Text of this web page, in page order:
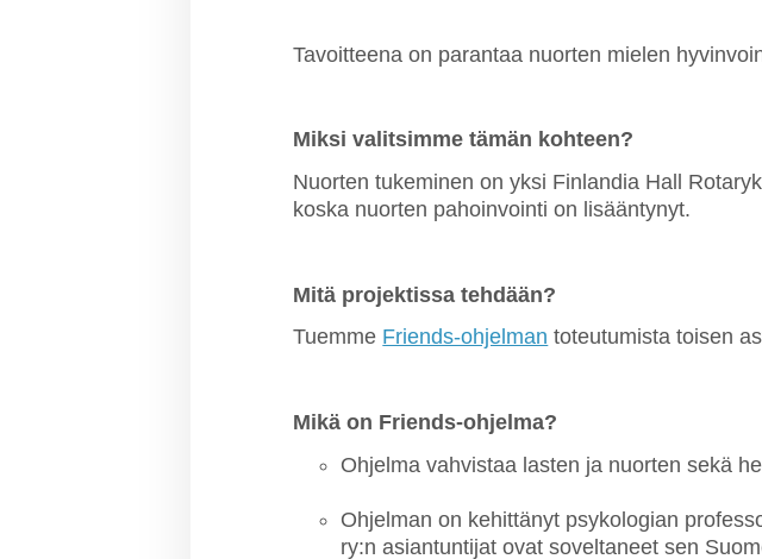
Tavoitteena on parantaa nuorten mielen
Miksi valitsimme tämän kohteen?
Nuorten tukeminen on yksi Finlandia Hall
koska nuorten pahoinvointi on lisääntynyt.
Mitä projektissa tehdään?
Tuemme Friends-ohjelman toteutumista toisen
Mikä on Friends-ohjelma?
Ohjelma vahvistaa lasten ja nuorten sekä
Ohjelman on kehittänyt psykologian
ry:n asiantuntijat ovat soveltaneet sen